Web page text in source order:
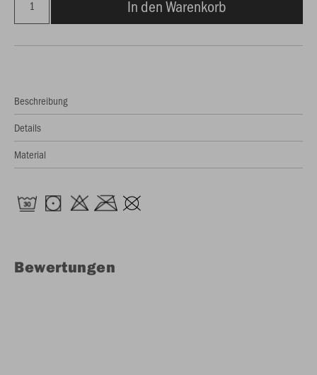
In den Warenkorb
Beschreibung
Details
Material
Bewertungen